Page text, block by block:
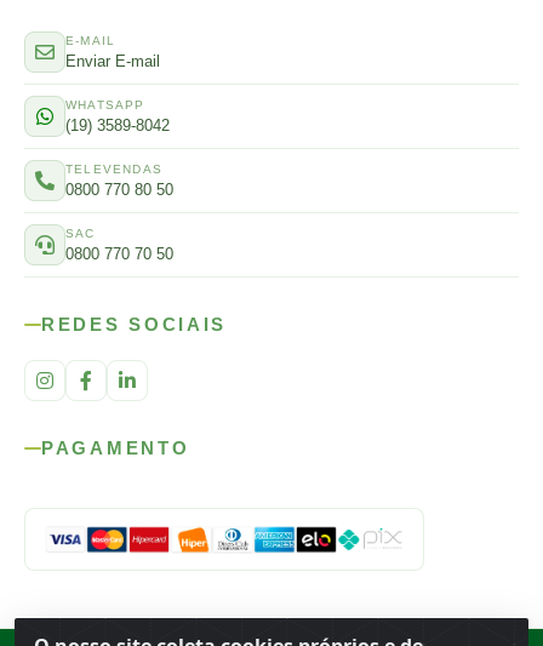
E-MAIL
Enviar E-mail
WHATSAPP
(19) 3589-8042
TELEVENDAS
0800 770 80 50
SAC
0800 770 70 50
REDES SOCIAIS
PAGAMENTO